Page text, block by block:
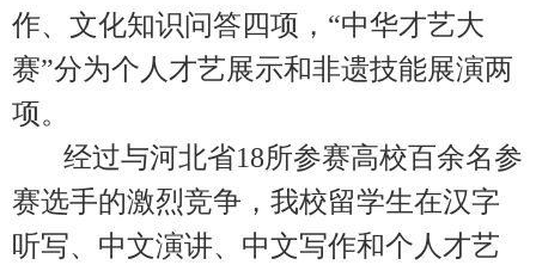
作、文化知识问答四项，“中华才艺大
赛”分为个人才艺展示和非遗技能展演两
项。
经过与河北省18所参赛高校百余名参
赛选手的激烈竞争，我校留学生在汉字
听写、中文演讲、中文写作和个人才艺